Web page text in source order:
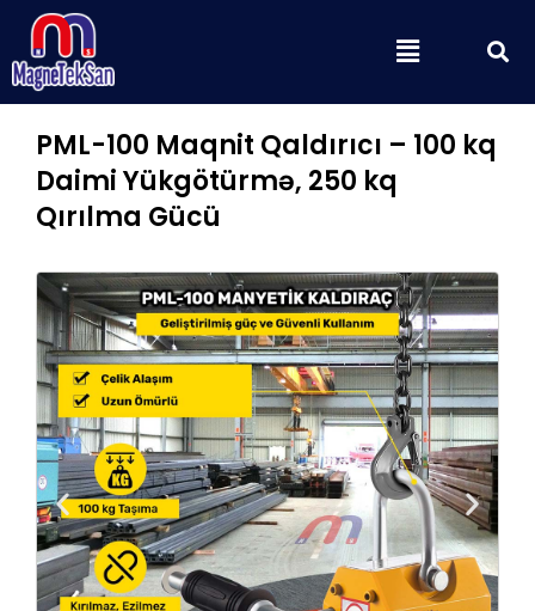
content
Menu
PML-100 Maqnit Qaldırıcı – 100 kq
Daimi Yükgötürmə, 250 kq
Qırılma Gücü